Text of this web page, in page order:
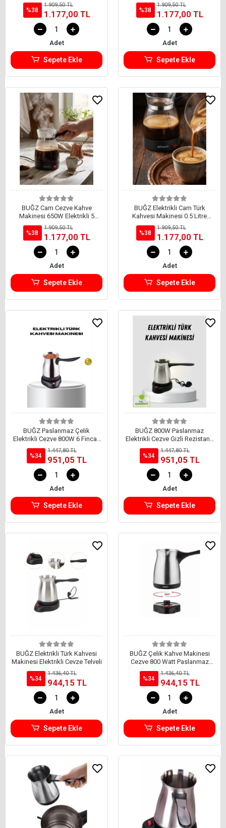
Makinesi
%38
1.909,50 TL
1.177,00 TL
Adet
Sepete Ekle
Makinesi
%38
1.909,50 TL
1.177,00 TL
Adet
Sepete Ekle
BUĞZ Cam Cezve Kahve
Makinesi 650W Elektrikli 5
Fincan Kapasiteli Türk Kahvesi
Makinesi
%38
1.909,50 TL
1.177,00 TL
Adet
Sepete Ekle
BUĞZ Elektrikli Cam Türk
Kahvesi Makinesi 0.5 Litre
650W Kahve Yapma Makinesi
%38
1.909,50 TL
1.177,00 TL
Adet
Sepete Ekle
BUĞZ Paslanmaz Çelik
Elektrikli Cezve 800W 6 Fincan
Kapasiteli
%34
1.447,80 TL
951,05 TL
Adet
Sepete Ekle
BUĞZ 800W Paslanmaz
Elektrikli Cezve Gizli Rezistans
ve Ergonomik Kulp
%34
1.447,80 TL
951,05 TL
Adet
Sepete Ekle
BUĞZ Elektrikli Türk Kahvesi
Makinesi Elektrikli Cevze Telveli
%34
1.436,40 TL
944,15 TL
Adet
Sepete Ekle
BUĞZ Çelik Kahve Makinesi
Cezve 800 Watt Paslanmaz
Çelik Türk Kahvesi Makinesi
%34
1.436,40 TL
944,15 TL
Adet
Sepete Ekle